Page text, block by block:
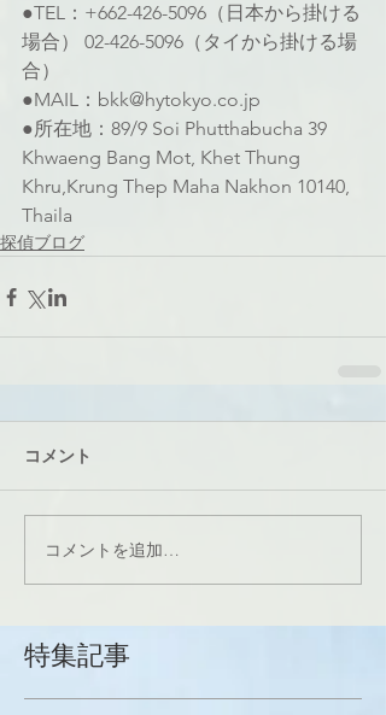
●TEL：+662-426-5096（日本から掛ける
場合） 02-426-5096（タイから掛ける場
合）
●MAIL：bkk@hytokyo.co.jp
●所在地：89/9 Soi Phutthabucha 39
Khwaeng Bang Mot, Khet Thung
Khru,Krung Thep Maha Nakhon 10140,
Thaila
探偵ブログ
コメント
コメントを追加…
特集記事